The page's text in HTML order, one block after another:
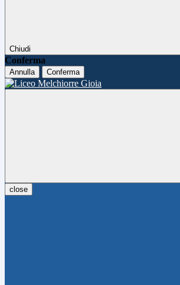
Chiudi
Conferma
Annulla Conferma
close